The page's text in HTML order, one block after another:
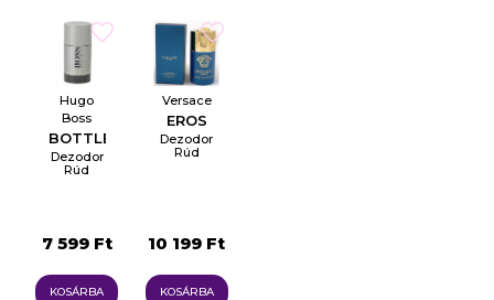
Hugo
Boss
BOTTLED
Dezodor
Rúd
7 599 Ft
KOSÁRBA
Versace
EROS
Dezodor
Rúd
10 199 Ft
KOSÁRBA